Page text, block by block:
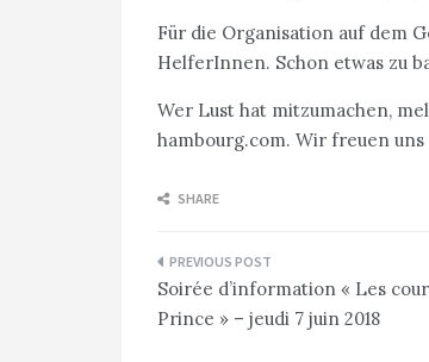
Für die Organisation auf dem
HelferInnen. Schon etwas zu
Wer Lust hat mitzumachen,
hambourg.com. Wir freuen uns
SHARE
Navigation
de
l’article
Soirée d’information « Les
Prince » – jeudi 7 juin 2018